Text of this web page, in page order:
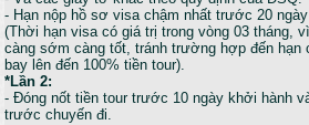
- Hạn nộp hồ sơ visa chậm nhất trước 20
(Thời hạn visa có giá trị trong vòng 03 tháng,
càng sớm càng tốt, tránh trường hợp đến hạn
bay lên đến 100% tiền tour).
*Lần 2:
- Đóng nốt tiền tour trước 10 ngày khởi hành
trước chuyến đi.